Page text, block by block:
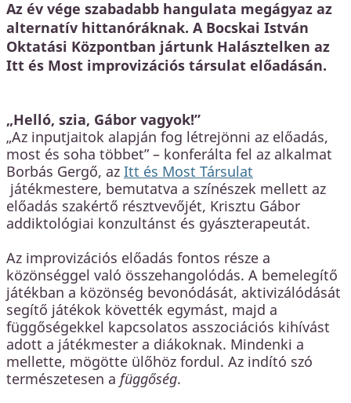
Az év vége szabadabb hangulata megágyaz az
alternatív hittanóráknak. A Bocskai István
Oktatási Központban jártunk Halásztelken az
Itt és Most improvizációs társulat előadásán.
„Helló, szia, Gábor vagyok!”
„Az inputjaitok alapján fog létrejönni az előadás,
most és soha többet” – konferálta fel az alkalmat
Borbás Gergő, az Itt és Most Társulat
játékmestere, bemutatva a színészek mellett az
előadás szakértő résztvevőjét, Krisztu Gábor
addiktológiai konzultánst és gyászterapeutát.
Az improvizációs előadás fontos része a
közönséggel való összehangolódás. A bemelegítő
játékban a közönség bevonódását, aktivizálódását
segítő játékok követték egymást, majd a
függőségekkel kapcsolatos asszociációs kihívást
adott a játékmester a diákoknak. Mindenki a
mellette, mögötte ülőhöz fordul. Az indító szó
természetesen a függőség.